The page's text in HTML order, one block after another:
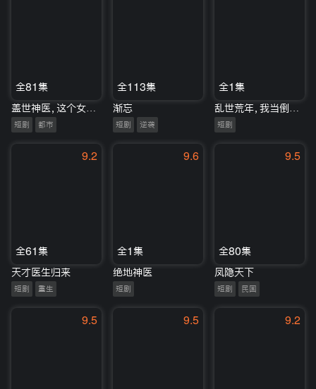
全81集
短剧 都市
全113集
渐忘
短剧 逆袭
全1集
短剧
9.2
全61集
天才医生归来
短剧 重生
9.6
全1集
绝地神医
短剧
9.5
全80集
凤隐天下
短剧 民国
9.5 9.5 9.2